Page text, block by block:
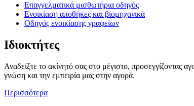
Επαγγελματικά μισθωτήρια οδηγός
Ενοικίαση αποθήκες και βιομηχανικά
Οδηγός ενοικίασης γραφείων
Ιδιοκτήτες
Αναδείξτε το ακίνητό σας στο μέγιστο, προσεγγίζοντας
γνώση και την εμπειρία μας στην αγορά.
Περισσότερα